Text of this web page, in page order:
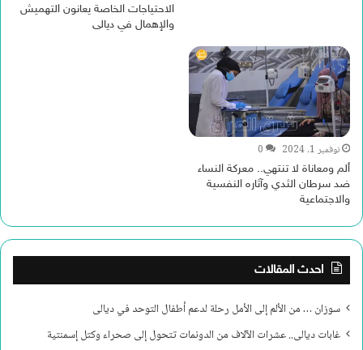
الاحتياجات الخاصة يعانون التهميش
والإهمال في ديالى
نوفمبر 1, 2024 0
ألم ومعاناة لا تنتهي.. معركة النساء
ضد سرطان الثدي وآثاره النفسية
والاجتماعية
احدث المقالات
سوزان … من الألم إلى الأمل رحلة لدعم أطفال التوحد في ديالى
غابات ديالى.. عشرات الآلاف من الدونمات تتحول إلى صحراء وكتل إسمنتية